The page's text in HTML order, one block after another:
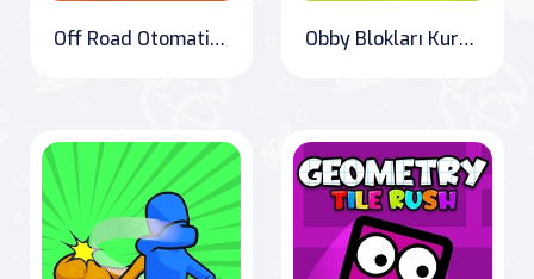
Off Road Otomatik Testi Obby Blokları Kurtar